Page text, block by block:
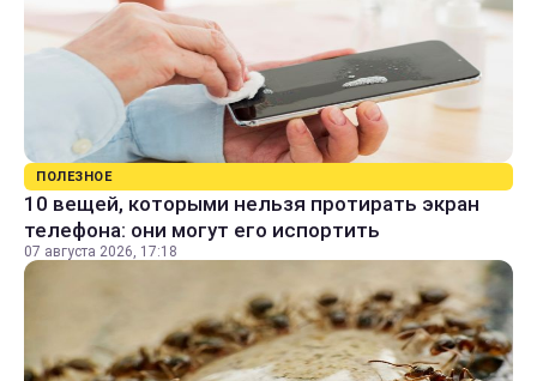
ПОЛЕЗНОЕ
10 вещей, которыми нельзя протирать экран
телефона: они могут его испортить
07 августа 2026, 17:18